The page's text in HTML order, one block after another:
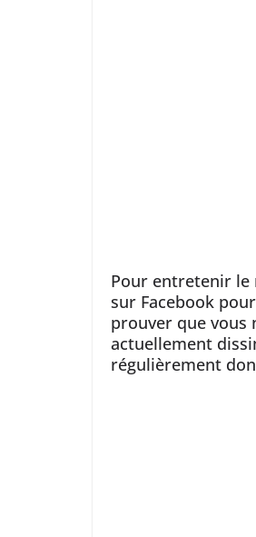
Pour entretenir le
sur Facebook
prouver que vous
actuellement
régulièrement